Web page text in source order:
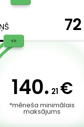
72
140. 21 €
*mēneša minimālais
maksājums